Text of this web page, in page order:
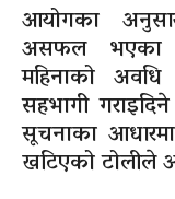
आयोगका
असफल भएका
महिनाको
सहभागी
सूचनाका
खटिएको टोलीले